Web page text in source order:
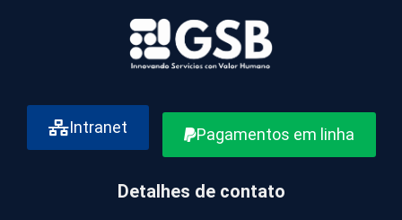
Intranet Pagamentos em linha
Detalhes de contato